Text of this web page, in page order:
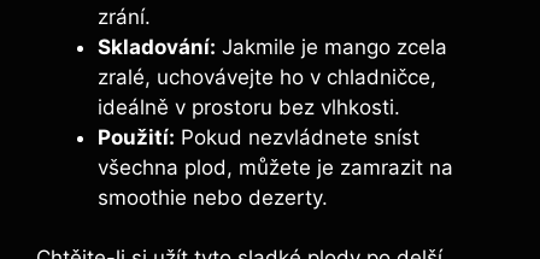
zrání.
Skladování: Jakmile je mango zcela
zralé, uchovávejte ho v chladničce,
ideálně v prostoru bez vlhkosti.
Použití: Pokud nezvládnete sníst
všechna plod, můžete je zamrazit na
smoothie nebo dezerty.